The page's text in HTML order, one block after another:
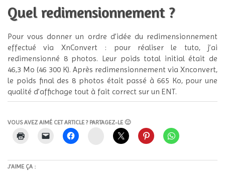
Quel redimensionnement ?
Pour vous donner un ordre d’idée du redimensionnement
effectué via XnConvert : pour réaliser le tuto, j’ai
redimensionné 8 photos. Leur poids total initial était de
46,3 Mo (46 300 K). Après redimensionnement via Xnconvert,
le poids final des 8 photos était passé à 665 Ko, pour une
qualité d’affichage tout à fait correct sur un ENT.
VOUS AVEZ AIMÉ CET ARTICLE ? PARTAGEZ-LE 🙂
Instagram
J’AIME ÇA :